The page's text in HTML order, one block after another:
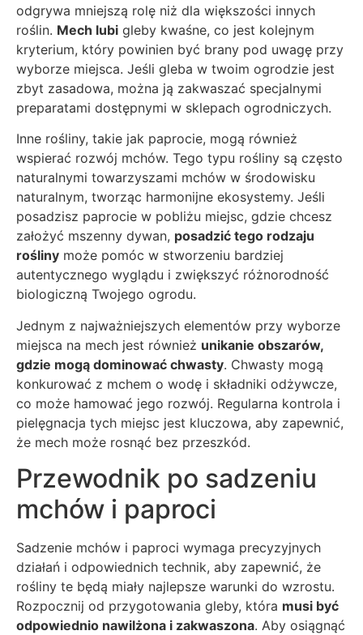
odgrywa mniejszą rolę niż dla większości innych
roślin. Mech lubi gleby kwaśne, co jest kolejnym
kryterium, który powinien być brany pod uwagę przy
wyborze miejsca. Jeśli gleba w twoim ogrodzie jest
zbyt zasadowa, można ją zakwaszać specjalnymi
preparatami dostępnymi w sklepach ogrodniczych.
Inne rośliny, takie jak paprocie, mogą również
wspierać rozwój mchów. Tego typu rośliny są często
naturalnymi towarzyszami mchów w środowisku
naturalnym, tworząc harmonijne ekosystemy. Jeśli
posadzisz paprocie w pobliżu miejsc, gdzie chcesz
założyć mszenny dywan, posadzić tego rodzaju
rośliny może pomóc w stworzeniu bardziej
autentycznego wyglądu i zwiększyć różnorodność
biologiczną Twojego ogrodu.
Jednym z najważniejszych elementów przy wyborze
miejsca na mech jest również unikanie obszarów,
gdzie mogą dominować chwasty. Chwasty mogą
konkurować z mchem o wodę i składniki odżywcze,
co może hamować jego rozwój. Regularna kontrola i
pielęgnacja tych miejsc jest kluczowa, aby zapewnić,
że mech może rosnąć bez przeszkód.
Przewodnik po sadzeniu
mchów i paproci
Sadzenie mchów i paproci wymaga precyzyjnych
działań i odpowiednich technik, aby zapewnić, że
rośliny te będą miały najlepsze warunki do wzrostu.
Rozpocznij od przygotowania gleby, która musi być
odpowiednio nawilżona i zakwaszona. Aby osiągnąć